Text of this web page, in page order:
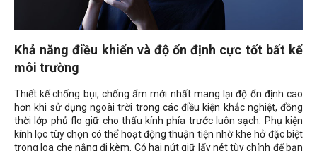
Khả năng điều khiển và độ ổn định cực tốt bất kể
môi trường
Thiết kế chống bụi, chống ẩm mới nhất mang lại độ ổn định cao
hơn khi sử dụng ngoài trời trong các điều kiện khắc nghiệt, đồng
thời lớp phủ flo giữ cho thấu kính phía trước luôn sạch. Phụ kiện
kính lọc tùy chọn có thể hoạt động thuận tiện nhờ khe hở đặc biệt
trong loa che nắng đi kèm. Có hai nút giữ lấy nét tùy chỉnh để bạn